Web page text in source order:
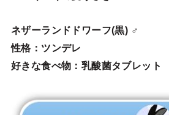
ネザーランドドワーフ(黒) ♂
性格：ツンデレ
好きな食べ物：乳酸菌タブレット